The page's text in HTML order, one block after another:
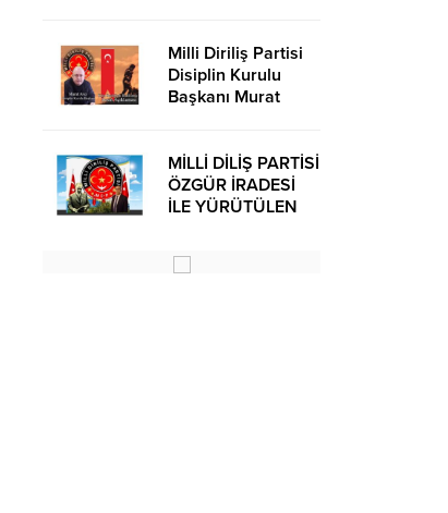
Milli Diriliş Partisi
Disiplin Kurulu
Başkanı Murat
Basın Açıklaması
MİLLİ DİLİŞ PARTİSİ
ÖZGÜR İRADESİ
İLE YÜRÜTÜLEN
OLUŞUMUDUR